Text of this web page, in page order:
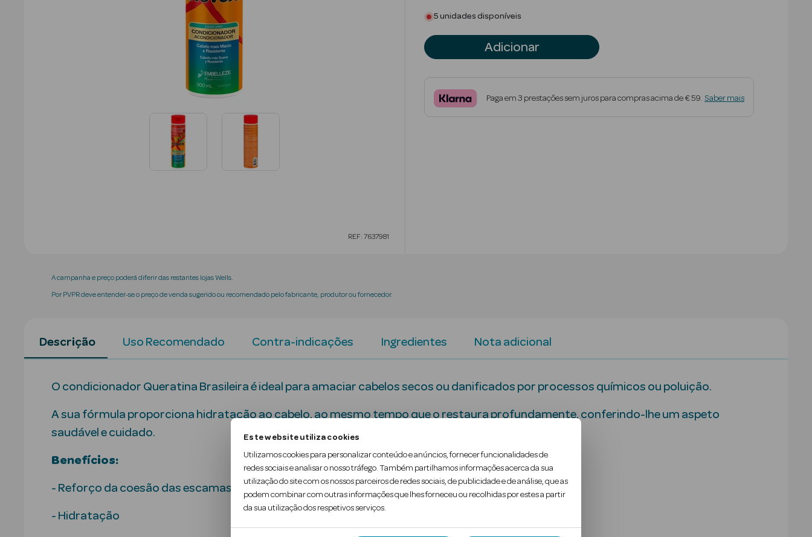
Este website utiliza cookies
Utilizamos cookies para personalizar conteúdo e anúncios, fornecer funcionalidades de
redes sociais e analisar o nosso tráfego. Também partilhamos informações acerca da sua
utilização do site com os nossos parceiros de redes sociais, de publicidade e de análise, que as
podem combinar com outras informações que lhes forneceu ou recolhidas por estes a partir
da sua utilização dos respetivos serviços.
REF: 7637981
5 unidades disponíveis
Adicionar
Paga em 3 prestações sem juros para compras acima de € 59. Saber mais
A campanha e preço poderá diferir das restantes lojas Wells.
Por PVPR deve entender-se o preço de venda sugerido ou recomendado pelo fabricante, produtor ou fornecedor.
Descrição Uso Recomendado Contra-indicações Ingredientes Nota adicional
O condicionador Queratina Brasileira é ideal para amaciar cabelos secos ou danificados por processos químicos ou poluição.
A sua fórmula proporciona hidratação ao cabelo, ao mesmo tempo que o restaura profundamente, conferindo-lhe um aspeto
saudável e cuidado.
Benefícios:
- Reforço da coesão das escamas cuticulares dos fios de cabelo
- Hidratação